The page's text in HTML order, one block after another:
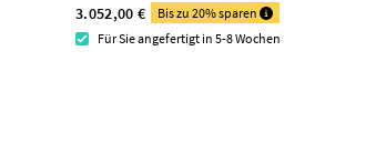
3.052,00 €
Bis zu 20% sparen
Für Sie angefertigt in 5-8 Wochen